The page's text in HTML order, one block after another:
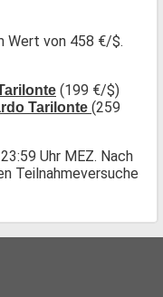
Wert von 458 €/$.
(199 €/$)
Tarilonte (259
Uhr MEZ. Nach
Teilnahmeversuche